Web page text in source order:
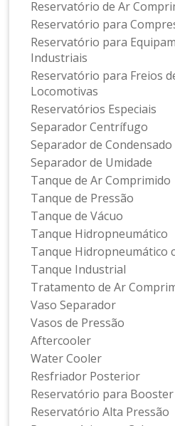
Reservatório de Ar
Reservatório para
Reservatório para
Industriais
Reservatório para Freios
Locomotivas
Reservatórios Especiais
Separador Centrífugo
Separador de Condensado
Separador de Umidade
Tanque de Ar Comprimido
Tanque de Pressão
Tanque de Vácuo
Tanque Hidropneumático
Tanque Hidropneumático
Tanque Industrial
Tratamento de Ar
Vaso Separador
Vasos de Pressão
Aftercooler
Water Cooler
Resfriador Posterior
Reservatório para Booster
Reservatório Alta Pressão